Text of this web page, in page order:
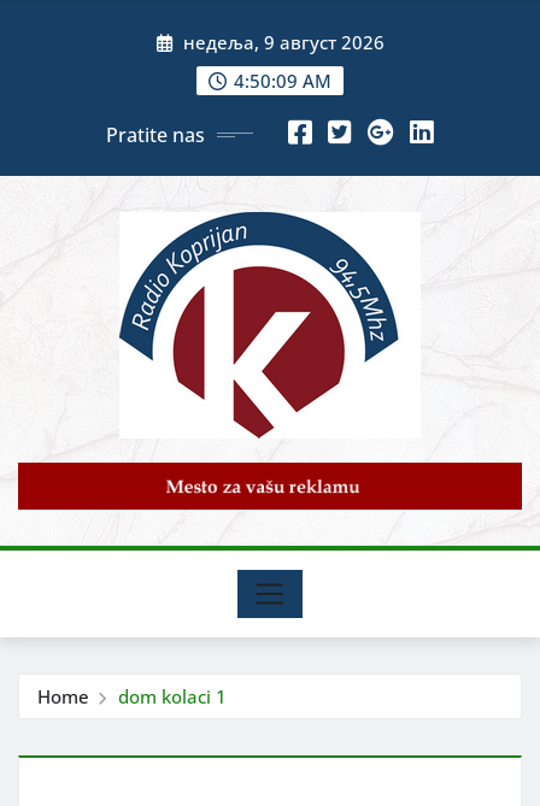
недеља, 9 август 2026
4:50:11 AM
Pratite nas
Home dom kolaci 1